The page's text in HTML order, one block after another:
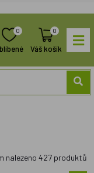
0 0
Váš košík
nalezeno 427 produktů